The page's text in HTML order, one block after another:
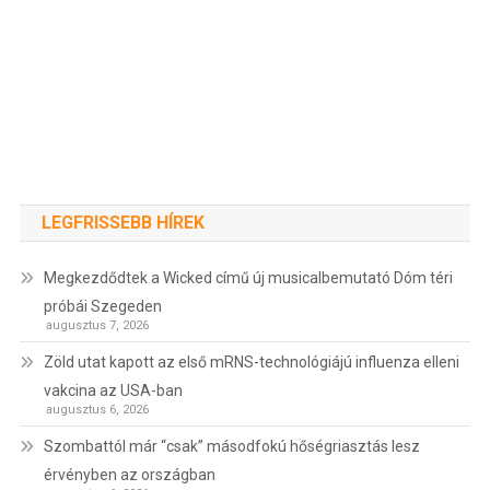
LEGFRISSEBB HÍREK
Megkezdődtek a Wicked című új musicalbemutató Dóm téri
próbái Szegeden
augusztus 7, 2026
Zöld utat kapott az első mRNS-technológiájú influenza elleni
vakcina az USA-ban
augusztus 6, 2026
Szombattól már “csak” másodfokú hőségriasztás lesz
érvényben az országban